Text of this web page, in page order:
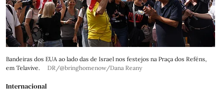
Bandeiras dos EUA ao lado das de Israel nos festejos na Praça dos Reféns,
em Telavive.
DR/@bringhomenow/Dana Reany
Internacional